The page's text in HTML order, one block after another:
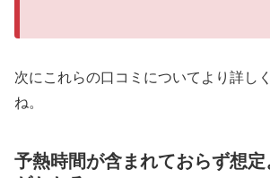
次にこれらの口コミについてより詳し
ね。
予熱時間が含まれておらず想